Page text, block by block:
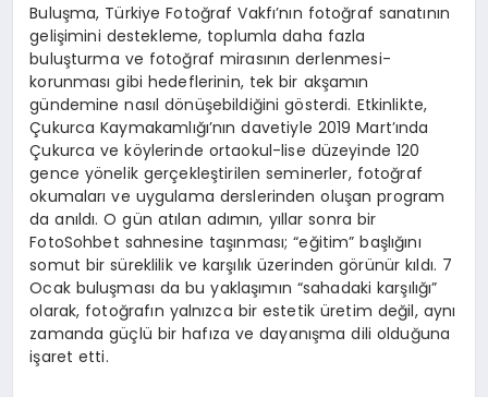
Buluşma, Türkiye Fotoğraf Vakfı’nın fotoğraf sanatının
gelişimini destekleme, toplumla daha fazla
buluşturma ve fotoğraf mirasının derlenmesi-
korunması gibi hedeflerinin, tek bir akşamın
gündemine nasıl dönüşebildiğini gösterdi. Etkinlikte,
Çukurca Kaymakamlığı’nın davetiyle 2019 Mart’ında
Çukurca ve köylerinde ortaokul-lise düzeyinde 120
gence yönelik gerçekleştirilen seminerler, fotoğraf
okumaları ve uygulama derslerinden oluşan program
da anıldı. O gün atılan adımın, yıllar sonra bir
FotoSohbet sahnesine taşınması; “eğitim” başlığını
somut bir süreklilik ve karşılık üzerinden görünür kıldı. 7
Ocak buluşması da bu yaklaşımın “sahadaki karşılığı”
olarak, fotoğrafın yalnızca bir estetik üretim değil, aynı
zamanda güçlü bir hafıza ve dayanışma dili olduğuna
işaret etti.